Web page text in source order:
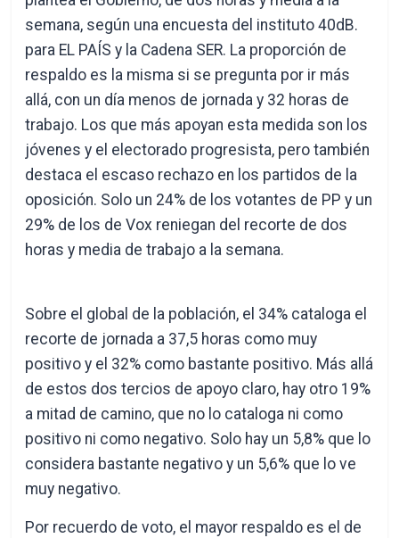
semana, según una encuesta del instituto 40dB.
para EL PAÍS y la Cadena SER. La proporción de
respaldo es la misma si se pregunta por ir más
allá, con un día menos de jornada y 32 horas de
trabajo. Los que más apoyan esta medida son los
jóvenes y el electorado progresista, pero también
destaca el escaso rechazo en los partidos de la
oposición. Solo un 24% de los votantes de PP y un
29% de los de Vox reniegan del recorte de dos
horas y media de trabajo a la semana.
Sobre el global de la población, el 34% cataloga el
recorte de jornada a 37,5 horas como muy
positivo y el 32% como bastante positivo. Más allá
de estos dos tercios de apoyo claro, hay otro 19%
a mitad de camino, que no lo cataloga ni como
positivo ni como negativo. Solo hay un 5,8% que lo
considera bastante negativo y un 5,6% que lo ve
muy negativo.
Por recuerdo de voto, el mayor respaldo es el de